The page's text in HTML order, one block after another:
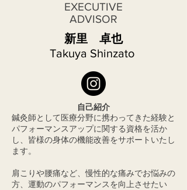
EXECUTIVE
ADVISOR
​新里 卓也
Takuya Shinzato
自己紹介
鍼灸師として医療分野に携わってきた経験と
パフォーマンスアップに関する資格を活か
し、皆様の身体の機能改善をサポートいたし
ます。
肩こりや腰痛など、慢性的な痛みでお悩みの
方、運動のパフォーマンスを向上させたい